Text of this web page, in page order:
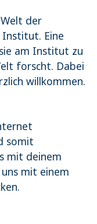
der
Institut. Eine
am Institut zu
forscht. Dabei
willkommen.
somit
mit deinem
mit einem